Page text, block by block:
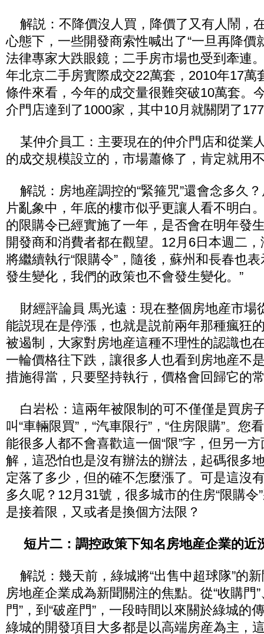
解説：不降價沒人買，降價了又有人鬧，
心態下，一些開發商索性喊出了“一旦再降價
法律專家大跌眼鏡；二手房市場也受到牽連
年北京二手房實際成交22萬套，2010年17萬
條件來看，今年的成交量很難突破10萬套。
介門店達到了1000家，其中10月就關閉了
某仲介員工：主要現在的仲介門店和從業
的成交規模設立的，市場蕭條了，肯定就用
解説：房地産調控的“緊箍咒”還會念多久
片亂象中，年底的樓市似乎更讓人看不明白
的限購令已經實施了一年，是否會在明年發
開發商和消費者都在觀望。12月6日本週二
將繼續執行“限購令”，隨後，蘇州和長春也
發生變化，我們的政策也不會發生變化。”
財經評論員 馬光遠：現在整個房地産市場
能説現在是停漲，也就是説前兩年那種瘋狂
被遏制，大家對房地産這種不理性的認識也
一輪價格往下跌，讓很多人也看到房地産不
措施得當，只要堅持執行，價格會回歸它的
白岩松：這兩年被限制的可不僅僅是買房
叫“車輛限買”，“汽車限行”，“住房限購”。您
能很多人都不會喜歡這一個“限”字，但另一
解，這恐怕也是沒有辦法的辦法，起碼很多
定落了多少，但的確不怎麼漲了。可是這沒
多久呢？12月31號，很多城市的住房“限購令
是接着限，又或者是換個方法限？
短片二：調控政策下知名房地産企業的近
解説：幾天前，綠城將“出售中超球隊”的
房地産企業成為新聞關注的焦點。從“收購門”
門”，到“破産門”，一段時間以來關於綠城的
綠城的開發項目大多都是以高端房産為主，